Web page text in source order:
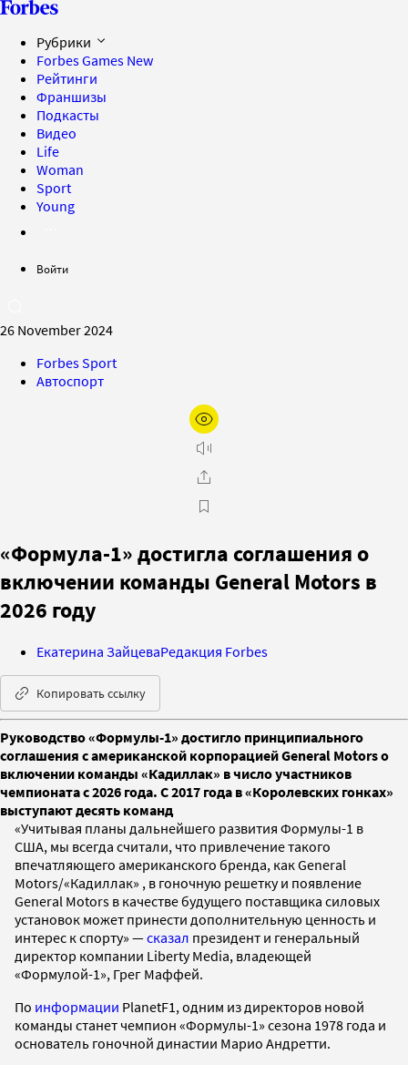
Рубрики
Forbes Games New
Рейтинги
Франшизы
Подкасты
Видео
Life
Woman
Sport
Young
Войти
26 November 2024
Forbes Sport
Автоспорт
«Формула-1» достигла соглашения о
включении команды General Motors в
2026 году
Екатерина ЗайцеваРедакция Forbes
Копировать ссылку
Руководство «Формулы-1» достигло принципиального
соглашения с американской корпорацией General Motors о
включении команды «Кадиллак» в число участников
чемпионата с 2026 года. С 2017 года в «Королевских гонках»
выступают десять команд
«Учитывая планы дальнейшего развития Формулы-1 в
США, мы всегда считали, что привлечение такого
впечатляющего американского бренда, как General
Motors/«Кадиллак» , в гоночную решетку и появление
General Motors в качестве будущего поставщика силовых
установок может принести дополнительную ценность и
интерес к спорту» —сказал президент и генеральный
директор компании Liberty Media, владеющей
«Формулой-1», Грег Маффей.
По информации PlanetF1, одним из директоров новой
команды станет чемпион «Формулы-1» сезона 1978 года и
основатель гоночной династии Марио Андретти.